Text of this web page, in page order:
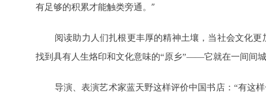
有足够的积累才能触类旁通。 ”
阅读助力人们扎根更丰厚的精神土壤，当社会文化
找到具有人生烙印和文化意味的“原乡”——它就在一间间
导演、表演艺术家蓝天野这样评价中国书店：“有这